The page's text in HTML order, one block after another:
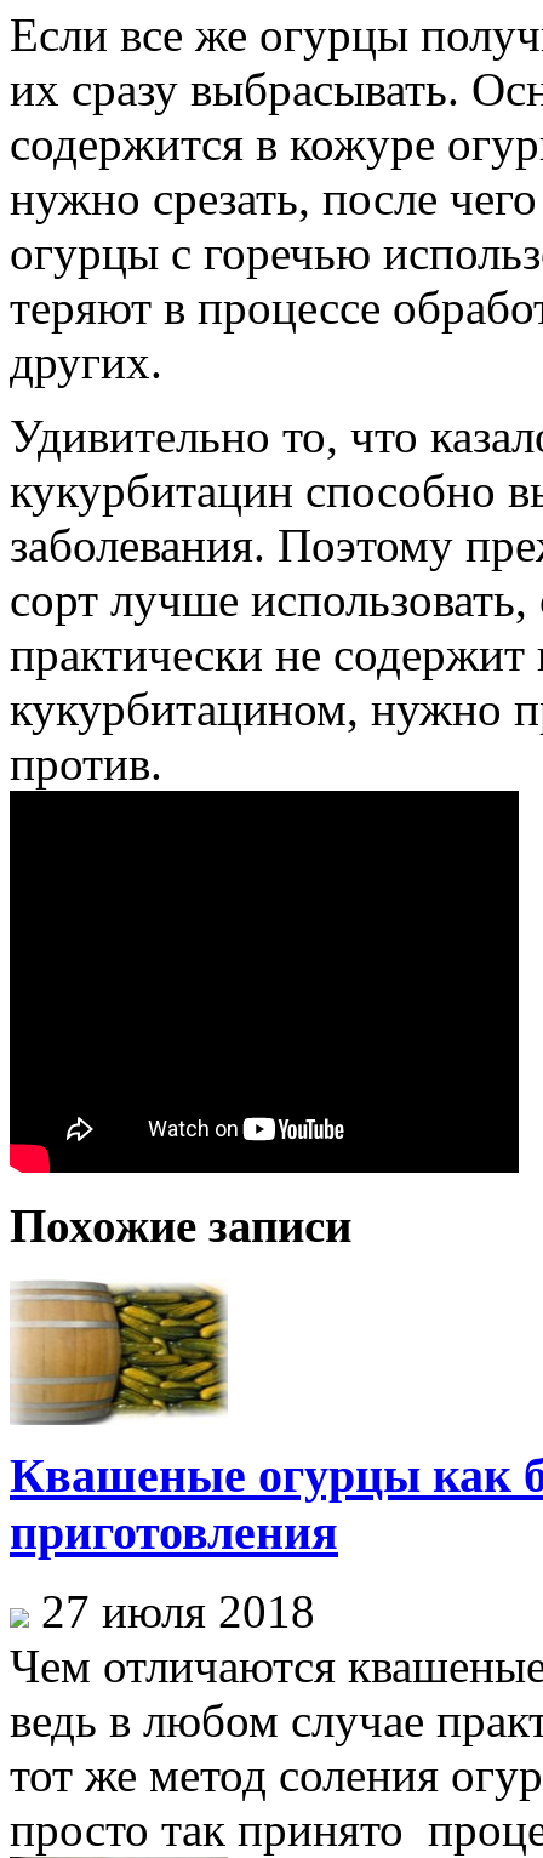
Если все же огурцы
их сразу выбрасывать.
содержится в кожуре
нужно срезать, после
огурцы с горечью
теряют в процессе
других.
Удивительно то, что
кукурбитацин способно
заболевания. Поэтому
сорт лучше
практически не содержит
кукурбитацином, нужно
против.
Похожие записи
Квашеные огурцы как
приготовления
27 июля 2018
Чем отличаются
ведь в любом случае
тот же метод соления
просто так принято